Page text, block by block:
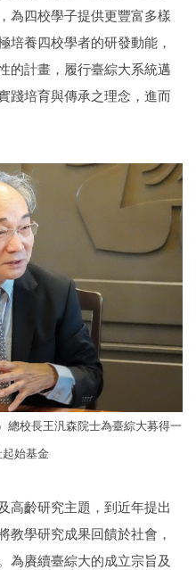
為四校學子提供更豐富多樣
培養四校學者的研發動能，
的計畫，履行臺綜大系統邁
踐培育與傳承之理念，進而
總校長王汎森院士為臺綜大募得一
始基金
高齡研究主題，到近年提出
教學研究成果回饋於社會，
為賡續臺綜大的成立宗旨及